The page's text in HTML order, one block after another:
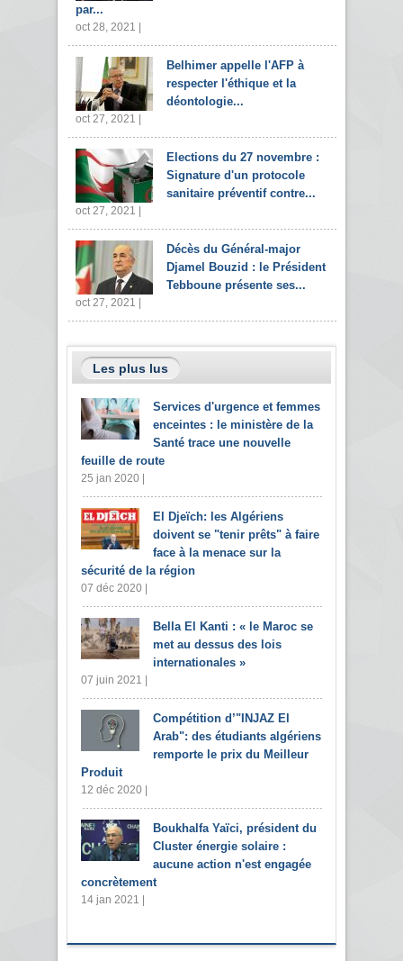
par...
oct 28, 2021 |
Belhimer appelle l'AFP à
respecter l'éthique et la
déontologie...
oct 27, 2021 |
Elections du 27 novembre :
Signature d'un protocole
sanitaire préventif contre...
oct 27, 2021 |
Décès du Général-major
Djamel Bouzid : le Président
Tebboune présente ses...
oct 27, 2021 |
Les plus lus
Services d'urgence et femmes
enceintes : le ministère de la
Santé trace une nouvelle
feuille de route
25 jan 2020 |
El Djeïch: les Algériens
doivent se "tenir prêts" à faire
face à la menace sur la
sécurité de la région
07 déc 2020 |
Bella El Kanti : « le Maroc se
met au dessus des lois
internationales »
07 juin 2021 |
Compétition d’"INJAZ El
Arab": des étudiants algériens
remporte le prix du Meilleur
Produit
12 déc 2020 |
Boukhalfa Yaïci, président du
Cluster énergie solaire :
aucune action n'est engagée
concrètement
14 jan 2021 |